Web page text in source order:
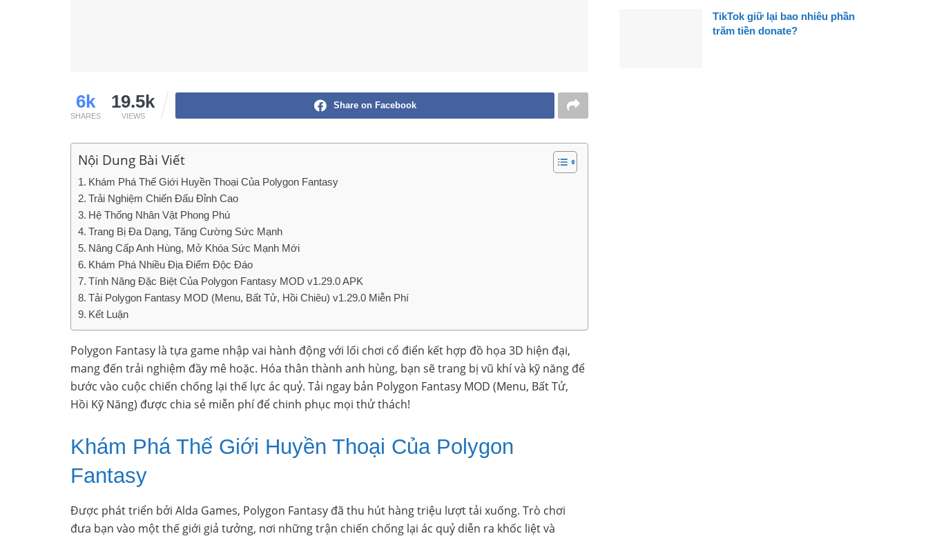
6k
SHARES
19.5k
VIEWS
Share on Facebook
Nội Dung Bài Viết
Khám Phá Thế Giới Huyền Thoại Của Polygon Fantasy
Trải Nghiệm Chiến Đấu Đỉnh Cao
Hệ Thống Nhân Vật Phong Phú
Trang Bị Đa Dạng, Tăng Cường Sức Mạnh
Nâng Cấp Anh Hùng, Mở Khóa Sức Mạnh Mới
Khám Phá Nhiều Địa Điểm Độc Đáo
Tính Năng Đặc Biệt Của Polygon Fantasy MOD v1.29.0 APK
Tải Polygon Fantasy MOD (Menu, Bất Tử, Hồi Chiêu) v1.29.0 Miễn Phí
Kết Luận
Polygon Fantasy là tựa game nhập vai hành động với lối chơi cổ điển kết hợp đồ họa 3D hiện đại,
mang đến trải nghiệm đầy mê hoặc. Hóa thân thành anh hùng, bạn sẽ trang bị vũ khí và kỹ năng để
bước vào cuộc chiến chống lại thế lực ác quỷ. Tải ngay bản Polygon Fantasy MOD (Menu, Bất Tử,
Hồi Kỹ Năng) được chia sẻ miễn phí để chinh phục mọi thử thách!
Khám Phá Thế Giới Huyền Thoại Của Polygon
Fantasy
Được phát triển bởi Alda Games, Polygon Fantasy đã thu hút hàng triệu lượt tải xuống. Trò chơi
đưa bạn vào một thế giới giả tưởng, nơi những trận chiến chống lại ác quỷ diễn ra khốc liệt và
TikTok giữ lại bao nhiêu phần
trăm tiền donate?